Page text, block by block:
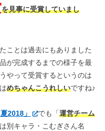
を見事に受賞していまし
ことは過去にもありました
が完成するまでの様子を最
やって受賞するというのは
めちゃんこうれしいですね♪
2018」 でも「運営チーム
別キャラ・こむぎさん名